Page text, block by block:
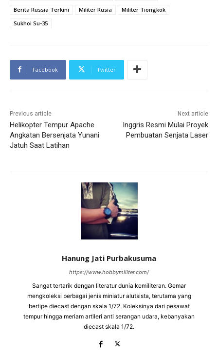
Berita Russia Terkini
Militer Rusia
Militer Tiongkok
Sukhoi Su-35
Facebook Twitter
Previous article
Helikopter Tempur Apache
Angkatan Bersenjata Yunani
Jatuh Saat Latihan
Next article
Inggris Resmi Mulai Proyek
Pembuatan Senjata Laser
Hanung Jati Purbakusuma
https://www.hobbymiliter.com/
Sangat tertarik dengan literatur dunia kemiliteran. Gemar
mengkoleksi berbagai jenis miniatur alutsista, terutama yang
bertipe diecast dengan skala 1/72. Koleksinya dari pesawat
tempur hingga meriam artileri anti serangan udara, kebanyakan
diecast skala 1/72.